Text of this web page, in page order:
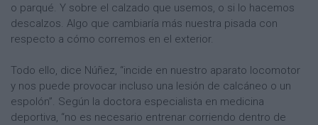
o parqué. Y sobre el calzado que usemos, o si lo hacemos
descalzos. Algo que cambiaría más nuestra pisada con
respecto a cómo corremos en el exterior.
Todo ello, dice Núñez, “incide en nuestro aparato locomotor
y nos puede provocar incluso una lesión de calcáneo o un
espolón”. Según la doctora especialista en medicina
deportiva, “no es necesario entrenar corriendo dentro de